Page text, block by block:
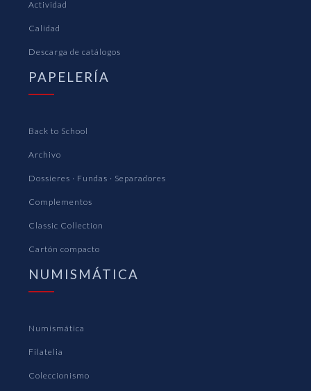
Actividad
Calidad
Descarga de catálogos
PAPELERÍA
Back to School
Archivo
Dossieres · Fundas · Separadores
Complementos
Classic Collection
Cartón compacto
NUMISMÁTICA
Numismática
Filatelia
Coleccionismo